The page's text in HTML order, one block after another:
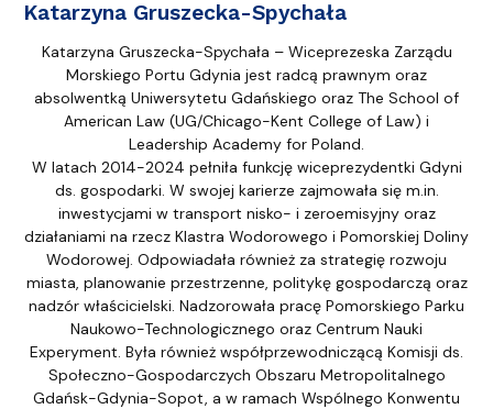
Katarzyna Gruszecka-Spychała
Katarzyna Gruszecka-Spychała – Wiceprezeska Zarządu
Morskiego Portu Gdynia jest radcą prawnym oraz
absolwentką Uniwersytetu Gdańskiego oraz The School of
American Law (UG/Chicago-Kent College of Law) i
Leadership Academy for Poland.
W latach 2014-2024 pełniła funkcję wiceprezydentki Gdyni
ds. gospodarki. W swojej karierze zajmowała się m.in.
inwestycjami w transport nisko- i zeroemisyjny oraz
działaniami na rzecz Klastra Wodorowego i Pomorskiej Doliny
Wodorowej. Odpowiadała również za strategię rozwoju
miasta, planowanie przestrzenne, politykę gospodarczą oraz
nadzór właścicielski. Nadzorowała pracę Pomorskiego Parku
Naukowo-Technologicznego oraz Centrum Nauki
Experyment. Była również współprzewodniczącą Komisji ds.
Społeczno-Gospodarczych Obszaru Metropolitalnego
Gdańsk-Gdynia-Sopot, a w ramach Wspólnego Konwentu